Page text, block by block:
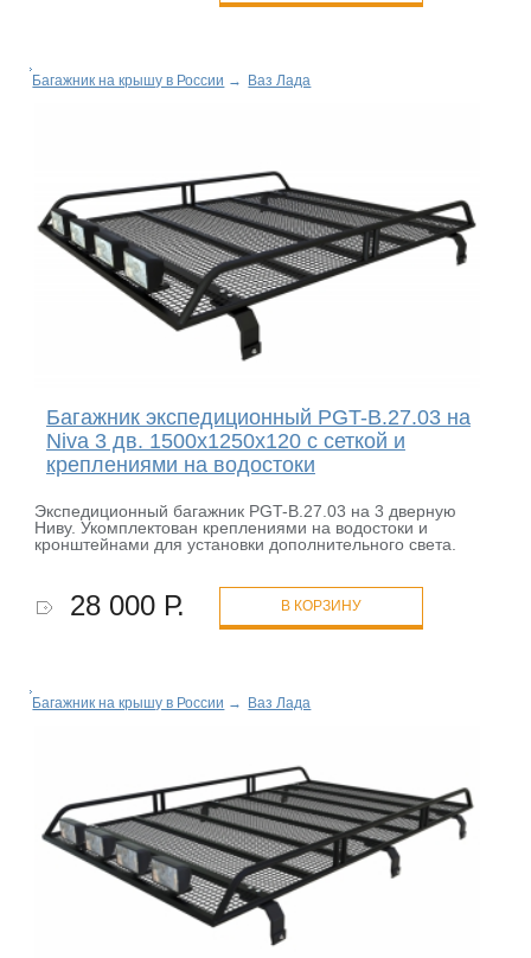
Багажник на крышу в России → Ваз Лада
Багажник экспедиционный PGT-B.27.03 на
Niva 3 дв. 1500х1250х120 c сеткой и
креплениями на водостоки
Экспедиционный багажник PGT-B.27.03 на 3 дверную
Ниву. Укомплектован креплениями на водостоки и
кронштейнами для установки дополнительного света.
28 000 Р. В КОРЗИНУ
Багажник на крышу в России → Ваз Лада